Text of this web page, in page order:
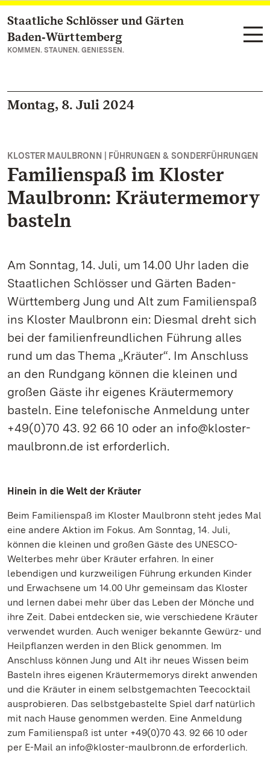
Zum Hauptinhalt springen
Staatliche Schlösser und Gärten
Baden‑Württemberg
KOMMEN. STAUNEN. GENIESSEN.
Montag, 8. Juli 2024
KLOSTER MAULBRONN | FÜHRUNGEN & SONDERFÜHRUNGEN
Familienspaß im Kloster
Maulbronn: Kräutermemory
basteln
Am Sonntag, 14. Juli, um 14.00 Uhr laden die
Staatlichen Schlösser und Gärten Baden-
Württemberg Jung und Alt zum Familienspaß
ins Kloster Maulbronn ein: Diesmal dreht sich
bei der familienfreundlichen Führung alles
rund um das Thema „Kräuter“. Im Anschluss
an den Rundgang können die kleinen und
großen Gäste ihr eigenes Kräutermemory
basteln. Eine telefonische Anmeldung unter
+49(0)70 43. 92 66 10 oder an info@kloster-
maulbronn.de ist erforderlich.
Hinein in die Welt der Kräuter
Beim Familienspaß im Kloster Maulbronn steht jedes Mal
eine andere Aktion im Fokus. Am Sonntag, 14. Juli,
können die kleinen und großen Gäste des UNESCO-
Welterbes mehr über Kräuter erfahren. In einer
lebendigen und kurzweiligen Führung erkunden Kinder
und Erwachsene um 14.00 Uhr gemeinsam das Kloster
und lernen dabei mehr über das Leben der Mönche und
ihre Zeit. Dabei entdecken sie, wie verschiedene Kräuter
verwendet wurden. Auch weniger bekannte Gewürz- und
Heilpflanzen werden in den Blick genommen. Im
Anschluss können Jung und Alt ihr neues Wissen beim
Basteln ihres eigenen Kräutermemorys direkt anwenden
und die Kräuter in einem selbstgemachten Teecocktail
ausprobieren. Das selbstgebastelte Spiel darf natürlich
mit nach Hause genommen werden. Eine Anmeldung
zum Familienspaß ist unter +49(0)70 43. 92 66 10 oder
per E-Mail an info@kloster-maulbronn.de erforderlich.